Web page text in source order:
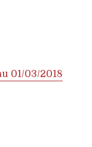
01/03/2018